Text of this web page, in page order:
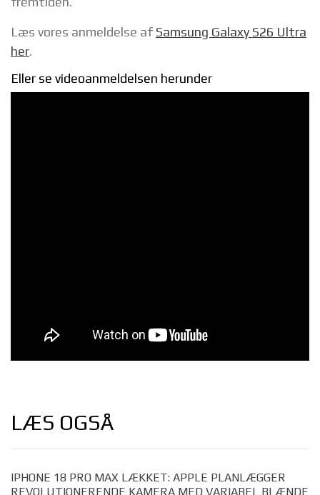
Læs vores anmeldelse af Samsung Galaxy S26 Ultra
her.
Eller se videoanmeldelsen herunder
LÆS OGSÅ
IPHONE 18 PRO MAX LÆKKET: APPLE PLANLÆGGER
REVOLUTIONERENDE KAMERA MED VARIABEL BLÆNDE